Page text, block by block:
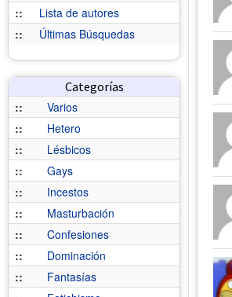
::
Lista de autores
::
Últimas Búsquedas
Categorías
::
Varios
::
Hetero
::
Lésbicos
::
Gays
::
Incestos
::
Masturbación
::
Confesiones
::
Dominación
::
Fantasías